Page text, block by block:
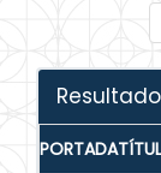
PORTADA